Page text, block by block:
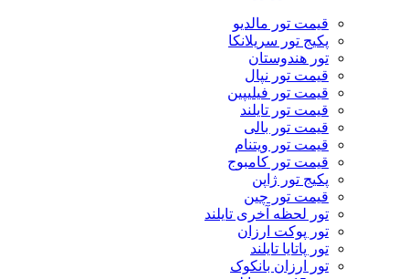
قیمت تور مالدیو
پکیج تور سریلانکا
تور هندوستان
قیمت تور نپال
قیمت تور فیلیپین
قیمت تور تایلند
قیمت تور بالی
قیمت تور ویتنام
قیمت تور کامبوج
پکیج تور ژاپن
قیمت تور چین
تور لحظه آخری تایلند
تور پوکت ارزان
تور پاتايا تايلند
تور ارزان بانکوک